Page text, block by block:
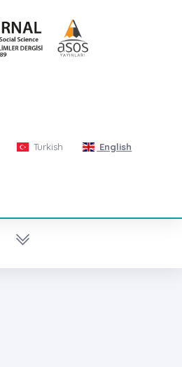
Turkish English